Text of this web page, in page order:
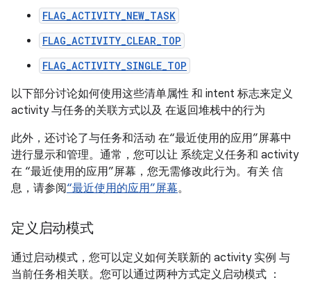
FLAG_ACTIVITY_NEW_TASK
FLAG_ACTIVITY_CLEAR_TOP
FLAG_ACTIVITY_SINGLE_TOP
以下部分讨论如何使用这些清单属性 和 intent 标志来定义
activity 与任务的关联方式以及 在返回堆栈中的行为
此外，还讨论了与任务和活动 在“最近使用的应用”屏幕中
进行显示和管理。通常，您可以让 系统定义任务和 activity
在 “最近使用的应用”屏幕，您无需修改此行为。有关 信
息，请参阅“最近使用的应用”屏幕。
定义启动模式
通过启动模式，您可以定义如何关联新的 activity 实例 与
当前任务相关联。您可以通过两种方式定义启动模式 ：